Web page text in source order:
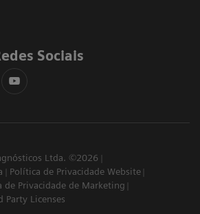
Sociais
Ltda. ©2026
Política de Privacidade Website
de Privacidade de Marketing
Party Licenses